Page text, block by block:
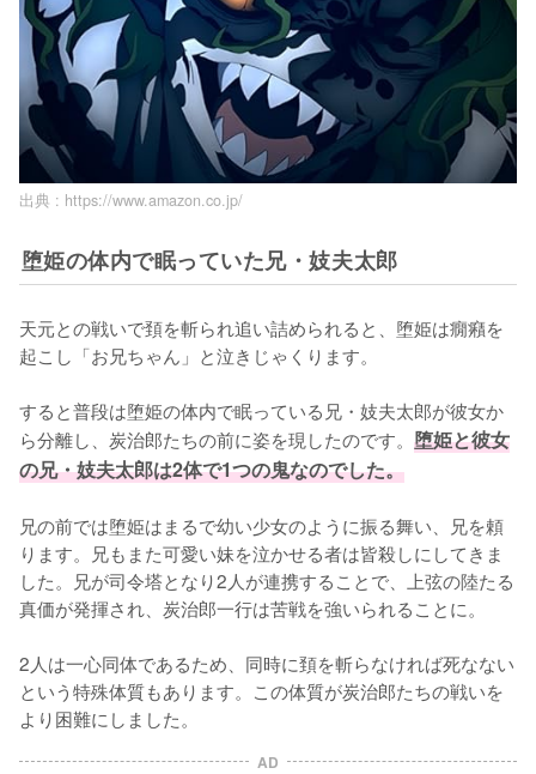
出典 : https://www.amazon.co.jp/
堕姫の体内で眠っていた兄・妓夫太郎
天元との戦いで頚を斬られ追い詰められると、堕姫は癇癪を
起こし「お兄ちゃん」と泣きじゃくります。
すると普段は堕姫の体内で眠っている兄・妓夫太郎が彼女か
ら分離し、炭治郎たちの前に姿を現したのです。 堕姫と彼女
の兄・妓夫太郎は2体で1つの鬼なのでした。
兄の前では堕姫はまるで幼い少女のように振る舞い、兄を頼
ります。兄もまた可愛い妹を泣かせる者は皆殺しにしてきま
した。兄が司令塔となり2人が連携することで、上弦の陸たる
真価が発揮され、炭治郎一行は苦戦を強いられることに。
2人は一心同体であるため、同時に頚を斬らなければ死なない
という特殊体質もあります。この体質が炭治郎たちの戦いを
より困難にしました。
AD